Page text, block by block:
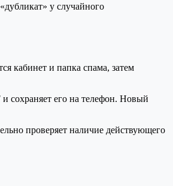
у случайного
кабинет и папка спама, затем
сохраняет его на телефон. Новый
проверяет наличие действующего